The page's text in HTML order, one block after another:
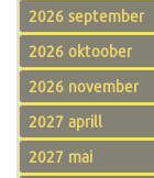
2026 september
2026 oktoober
2026 november
2027 aprill
2027 mai